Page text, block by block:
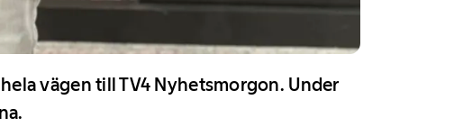
vägen till TV4 Nyhetsmorgon. Under